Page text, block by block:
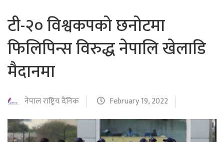
टी-२० विश्वकपको छनोटमा
फिलिपिन्स विरुद्ध नेपालि खेलाडि
मैदानमा
नेपाल राष्ट्रिय दैनिक February 19, 2022